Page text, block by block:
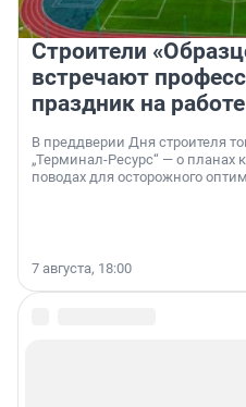
Строители
встречают
праздник на работе
В преддверии Дня строителя
„Терминал-Ресурс“ — о планах
поводах для осторожного
7 августа, 18:00